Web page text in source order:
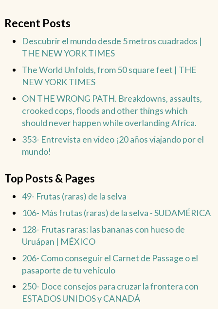
Recent Posts
Descubrir el mundo desde 5 metros cuadrados |
THE NEW YORK TIMES
The World Unfolds, from 50 square feet | THE
NEW YORK TIMES
ON THE WRONG PATH. Breakdowns, assaults,
crooked cops, floods and other things which
should never happen while overlanding Africa.
353- Entrevista en video ¡20 años viajando por el
mundo!
Top Posts & Pages
49- Frutas (raras) de la selva
106- Más frutas (raras) de la selva - SUDAMÉRICA
128- Frutas raras: las bananas con hueso de
Uruápan | MÉXICO
206- Como conseguir el Carnet de Passage o el
pasaporte de tu vehículo
250- Doce consejos para cruzar la frontera con
ESTADOS UNIDOS y CANADÁ